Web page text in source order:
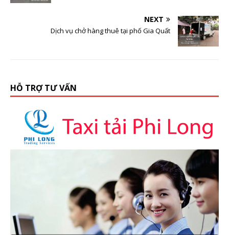
NEXT
Dịch vụ chở hàng thuê tại phố Gia Quất
HỖ TRỢ TƯ VẤN